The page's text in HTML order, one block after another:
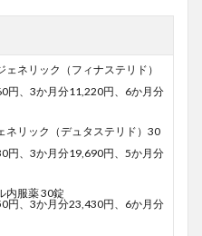
ェネリック（フィナステリド）
円、3か月分11,220円、6か月分
リック（デュタステリド）30
円、3か月分19,690円、5か月分
内服薬 30錠
円、3か月分23,430円、6か月分